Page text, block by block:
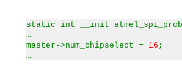
static int __init
…
master->num_chipselect = 16 ;
…